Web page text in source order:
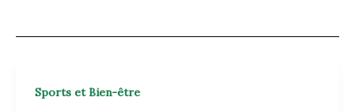
Sports et Bien-être